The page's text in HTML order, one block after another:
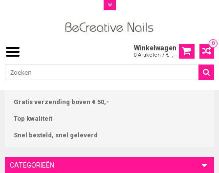
0
Winkelwagen
0 Artikelen / €--,--
Gratis verzending boven € 50,-
Top kwaliteit
Snel besteld, snel geleverd
CATEGORIEËN